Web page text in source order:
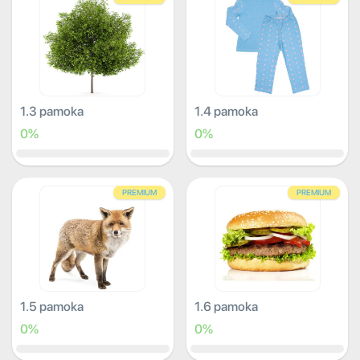
1.3 pamoka
0%
1.4 pamoka
0%
PREMIUM
1.5 pamoka
0%
PREMIUM
1.6 pamoka
0%